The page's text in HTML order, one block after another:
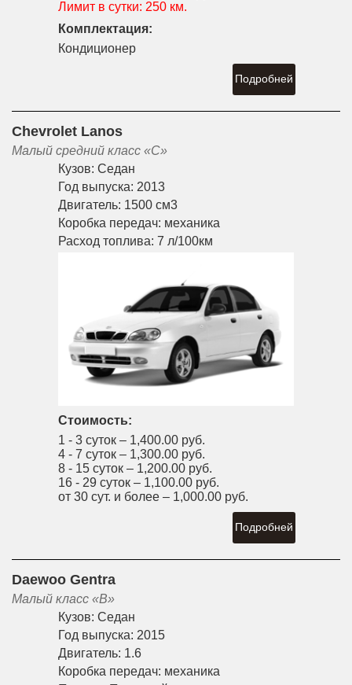
Лимит в сутки: 250 км.
Комплектация:
Кондиционер
Подробней
Chevrolet Lanos
Малый средний класс «С»
Кузов: Седан
Год выпуска: 2013
Двигатель: 1500 см3
Коробка передач: механика
Расход топлива: 7 л/100км
Стоимость:
1 - 3 суток – 1,400.00 руб.
4 - 7 суток – 1,300.00 руб.
8 - 15 суток – 1,200.00 руб.
16 - 29 суток – 1,100.00 руб.
от 30 сут. и более – 1,000.00 руб.
Подробней
Daewoo Gentra
Малый класс «B»
Кузов: Седан
Год выпуска: 2015
Двигатель: 1.6
Коробка передач: механика